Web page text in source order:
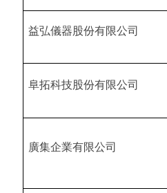
益弘儀器股份有限公司
阜拓科技股份有限公司
廣集企業有限公司